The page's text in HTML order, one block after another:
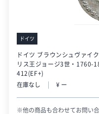
ドイツ
ドイツ ブラウンシュヴァイ
リス王ジョージ3世・1760-
412(EF+)
在庫なし
¥ ー
※他の商品も合わせてお問い